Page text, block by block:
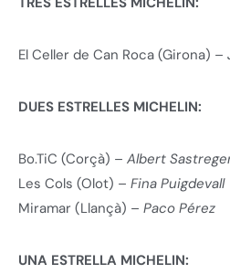
El Celler de Can Roca (Girona) –
DUES ESTRELLES MICHELIN:
Bo.TiC (Corçà) – Albert
Les Cols (Olot) – Fina Puigdevall
Miramar (Llançà) – Paco Pérez
UNA ESTRELLA MICHELIN: